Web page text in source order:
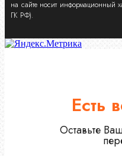
на сайте носит информационный
ГК РФ).
Есть
Оставьте